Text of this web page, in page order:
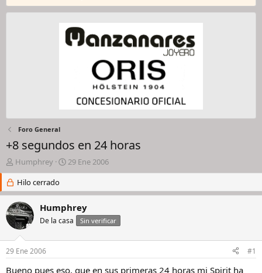
Foro General
+8 segundos en 24 horas
I
n
c
i
a
d
o
d
e
Humphrey
F
e
h
a
d
e
i
c
29 Ene 2006
Hilo cerrado
Humphrey
De la casa Sin verificar
29 Ene 2006 #1
Bueno pues eso, que en sus primeras 24 horas mi Spirit ha